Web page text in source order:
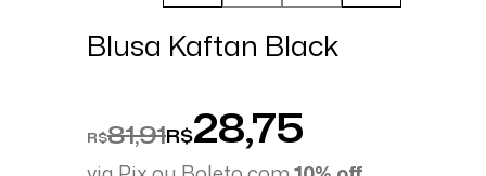
Blusa Kaftan Black
R$81,91R$28,75